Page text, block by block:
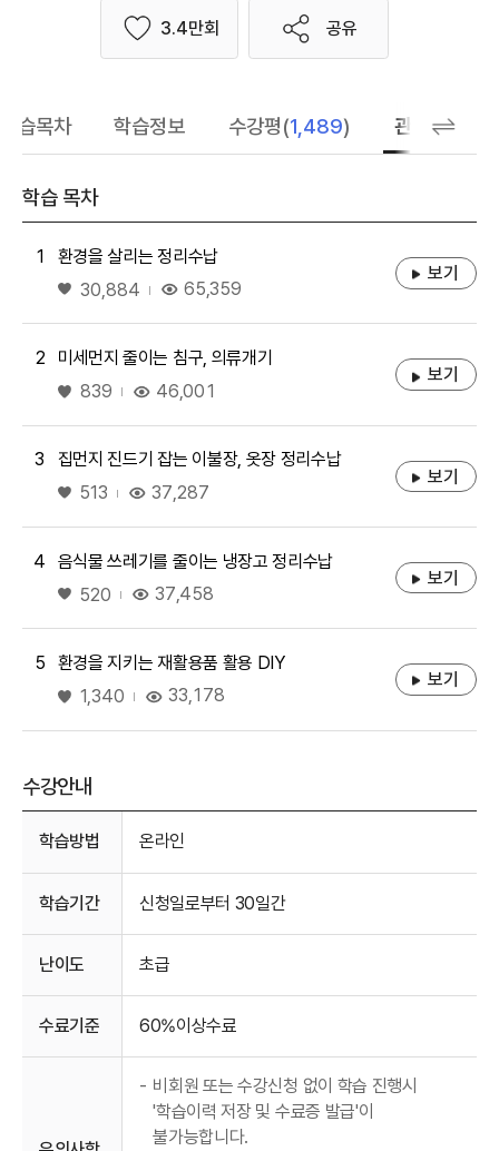
좋아요
3.4만회 공유
학습목차 학습정보 수강평(1,489) 관련 추천 학
학습 목차
1
환경을 살리는 정리수납
좋아요
30,884 65,359
보기
2
미세먼지 줄이는 침구, 의류개기
좋아요
839 46,001
보기
3
집먼지 진드기 잡는 이불장, 옷장 정리수납
좋아요
513 37,287
보기
4
음식물 쓰레기를 줄이는 냉장고 정리수납
좋아요
520 37,458
보기
5
환경을 지키는 재활용품 활용 DIY
좋아요
1,340 33,178
보기
수강안내
학습방법 온라인
학습기간 신청일로부터 30일간
난이도 초급
수료기준 60%이상수료
- 비회원 또는 수강신청 없이 학습 진행시
'학습이력 저장 및 수료증 발급'이
불가능합니다.